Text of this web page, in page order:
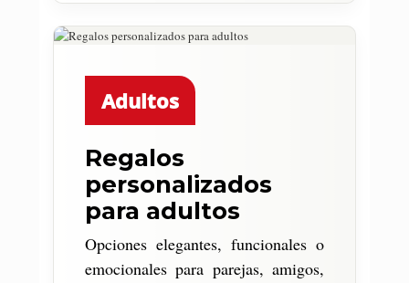
Adultos
Regalos
personalizados
para adultos
Opciones elegantes, funcionales o
emocionales para parejas, amigos,